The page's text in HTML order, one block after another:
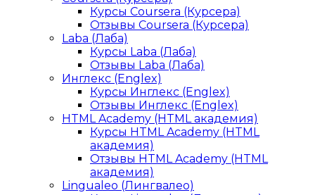
Курсы Coursera (Курсера)
Отзывы Coursera (Курсера)
Laba (Лаба)
Курсы Laba (Лаба)
Отзывы Laba (Лаба)
Инглекс (Englex)
Курсы Инглекс (Englex)
Отзывы Инглекс (Englex)
HTML Academy (HTML академия)
Курсы HTML Academy (HTML
академия)
Отзывы HTML Academy (HTML
академия)
Lingualeo (Лингвалео)